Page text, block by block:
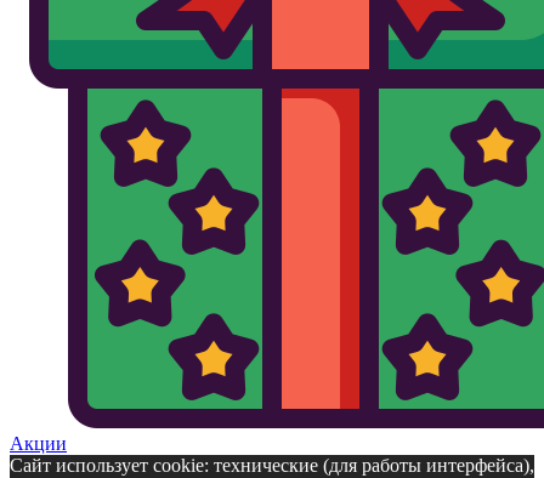
Акции
Сайт использует cookie: технические (для работы интерфейса),